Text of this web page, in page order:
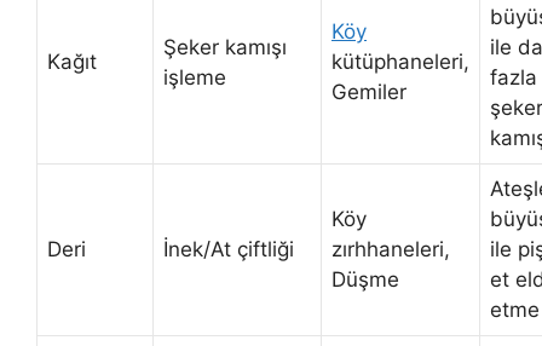
Kağıt
Şeker kamışı
işleme
Köy
kütüphaneleri,
Gemiler
ile
fazla
şeker
Deri İnek/At çiftliği
Köy
zırhhaneleri,
Düşme
ile
et
etme